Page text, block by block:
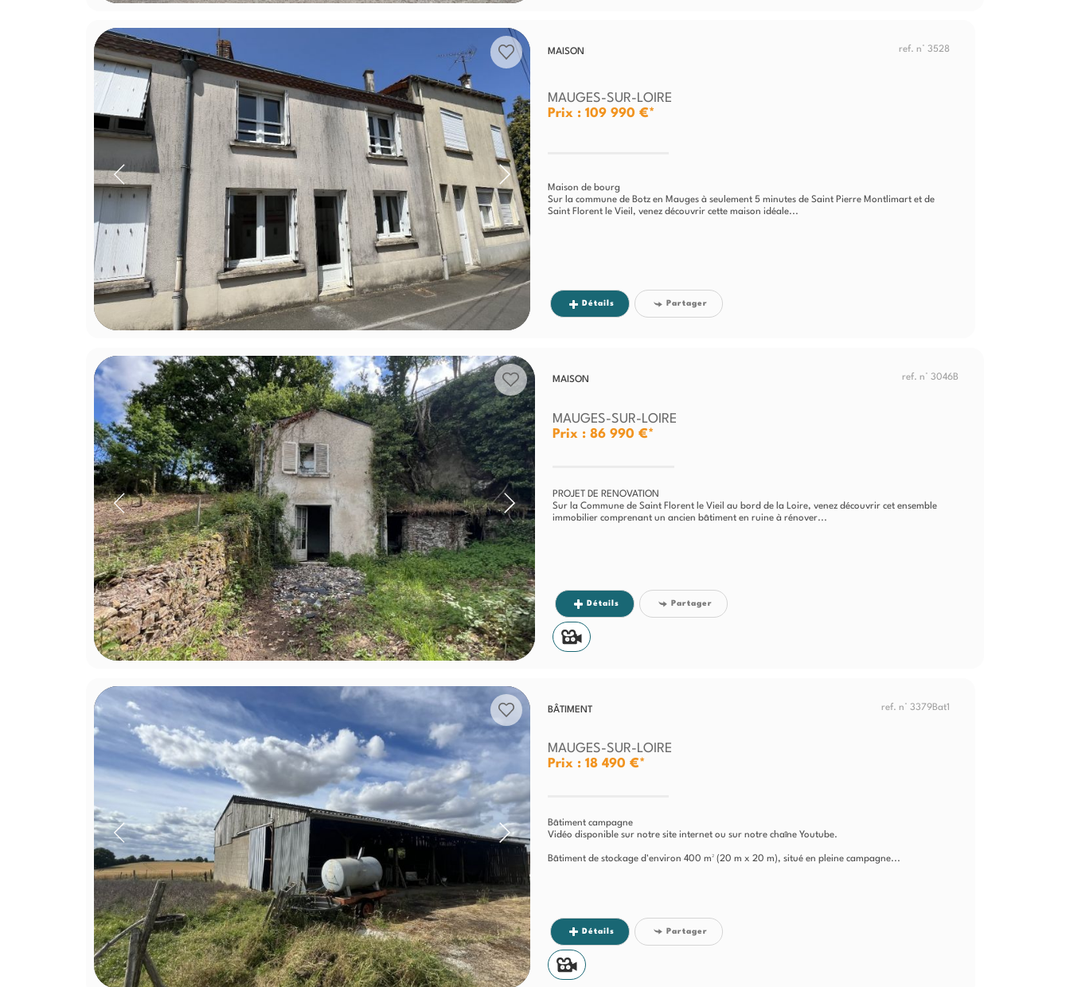
MAISON ref. n° 3528
MAUGES-SUR-LOIRE
Prix : 109 990 €*
Maison de bourg
Sur la commune de Botz en Mauges à seulement 5 minutes de Saint Pierre Montlimart et de
Saint Florent le Vieil, venez découvrir cette maison idéale...
Détails Partager
MAISON ref. n° 3046B
MAUGES-SUR-LOIRE
Prix : 86 990 €*
PROJET DE RENOVATION
Sur la Commune de Saint Florent le Vieil au bord de la Loire, venez découvrir cet ensemble
immobilier comprenant un ancien bâtiment en ruine à rénover...
Détails Partager
BÂTIMENT ref. n° 3379Bat1
MAUGES-SUR-LOIRE
Prix : 18 490 €*
Bâtiment campagne
Vidéo disponible sur notre site internet ou sur notre chaîne Youtube.
Bâtiment de stockage d'environ 400 m² (20 m x 20 m), situé en pleine campagne...
Détails Partager